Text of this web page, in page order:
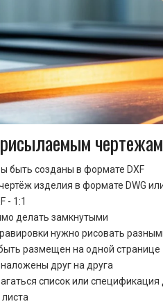
чертежам
быть созданы в формате DXF
изделия в формате DWG
- 1:1
делать замкнутыми
нужно рисовать
размещен на одной странице
друг на друга
список или